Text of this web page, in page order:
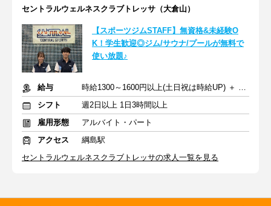
セントラルウェルネスクラブトレッサ（大倉山）
【スポーツジムSTAFF】無資格&未経験O
K！学生歓迎◎ジム/サウナ/プールが無料で
使い放題♪
給与
時給1300～1600円以上(土日祝は時給UP) ＋ 交通費全額支給
シフト
週2日以上 1日3時間以上
雇用形態
アルバイト・パート
アクセス
綱島駅
セントラルウェルネスクラブトレッサの求人一覧を見る